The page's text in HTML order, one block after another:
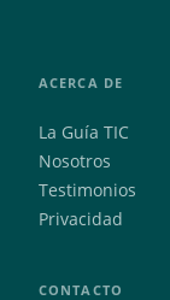
ACERCA DE
La Guía TIC
Nosotros
Testimonios
Privacidad
CONTACTO